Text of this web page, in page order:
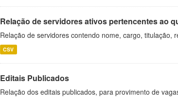
Relação de servidores ativos pertencentes ao
Relação de servidores contendo nome, cargo, titulação,
CSV
Editais Publicados
Relação dos editais publicados, para provimento de